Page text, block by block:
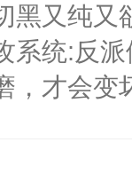
黑又纯又
系统:反
，才会变